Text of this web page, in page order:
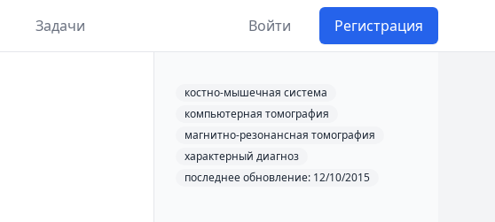
Задачи Войти Регистрация
костно-мышечная система
компьютерная томография
магнитно-резонансная томография
характерный диагноз
последнее обновление: 12/10/2015